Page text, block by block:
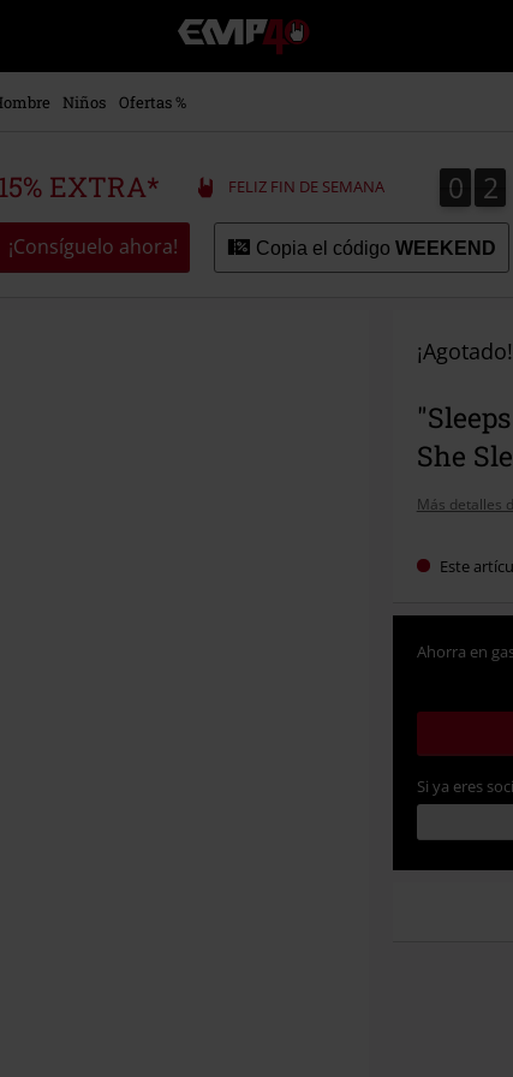
EMP
-
Música,
Merch
Ropa
Alternativa
Niños Ofertas %
EXTRA* FELIZ FIN DE SEMANA 0
0 2
2
¡Consíguelo ahora! Copia el código WEEKEND
¡Agotado!
She
Más detalles
Este
Ahorra en
Si ya eres